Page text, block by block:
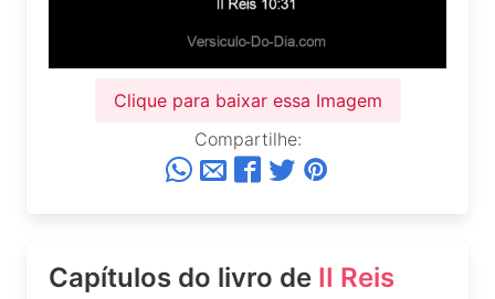
Clique para baixar essa Imagem
Compartilhe:
Capítulos do livro de II Reis